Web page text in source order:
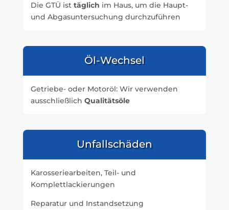
Die GTÜ ist täglich im Haus, um die Haupt-
und Abgasuntersuchung durchzuführen
Öl-Wechsel
Getriebe- oder Motoröl: Wir verwenden
ausschließlich Qualitätsöle
Unfallschäden
Karosseriearbeiten, Teil- und
Komplettlackierungen
Reparatur und Instandsetzung